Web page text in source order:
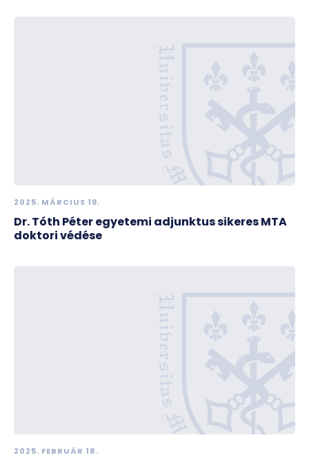
2025. MÁRCIUS 19.
Dr. Tóth Péter egyetemi adjunktus sikeres MTA
doktori védése
2025. FEBRUÁR 18.